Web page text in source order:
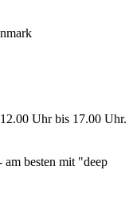
Uhr bis 17.00 Uhr.
besten mit "deep